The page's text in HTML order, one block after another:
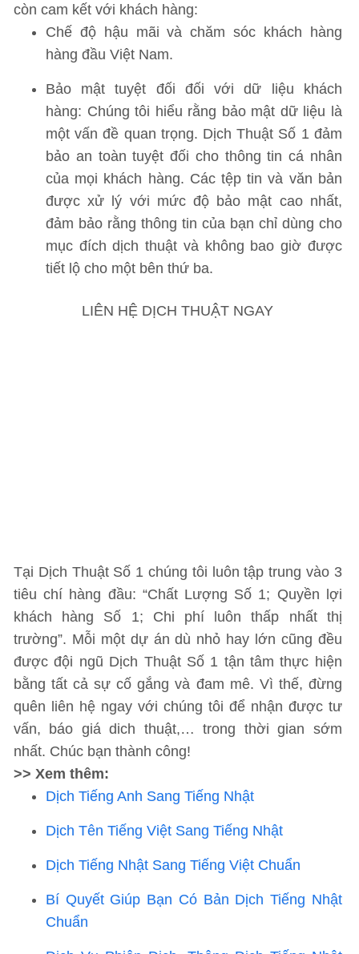
còn cam kết với khách hàng:
Chế độ hậu mãi và chăm sóc khách hàng
hàng đầu Việt Nam.
Bảo mật tuyệt đối đối với dữ liệu khách
hàng: Chúng tôi hiểu rằng bảo mật dữ liệu là
một vấn đề quan trọng. Dịch Thuật Số 1 đảm
bảo an toàn tuyệt đối cho thông tin cá nhân
của mọi khách hàng. Các tệp tin và văn bản
được xử lý với mức độ bảo mật cao nhất,
đảm bảo rằng thông tin của bạn chỉ dùng cho
mục đích dịch thuật và không bao giờ được
tiết lộ cho một bên thứ ba.
LIÊN HỆ DỊCH THUẬT NGAY
Tại Dịch Thuật Số 1 chúng tôi luôn tập trung vào 3
tiêu chí hàng đầu: “Chất Lượng Số 1; Quyền lợi
khách hàng Số 1; Chi phí luôn thấp nhất thị
trường”. Mỗi một dự án dù nhỏ hay lớn cũng đều
được đội ngũ Dịch Thuật Số 1 tận tâm thực hiện
bằng tất cả sự cố gắng và đam mê. Vì thế, đừng
quên liên hệ ngay với chúng tôi để nhận được tư
vấn, báo giá dich thuật,… trong thời gian sớm
nhất. Chúc bạn thành công!
>> Xem thêm:
Dịch Tiếng Anh Sang Tiếng Nhật
Dịch Tên Tiếng Việt Sang Tiếng Nhật
Dịch Tiếng Nhật Sang Tiếng Việt Chuẩn
Bí Quyết Giúp Bạn Có Bản Dịch Tiếng Nhật
Chuẩn